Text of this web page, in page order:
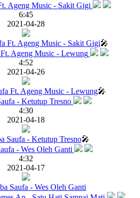
6:45
2021-04-28
Ft. Ageng Music - Sakit Gigi🎤
4:52
2021-04-26
Ft. Ageng Music - Lewung🎤
4:30
2021-04-18
Saufa - Ketutup Tresno🎤
4:32
2021-04-17
Saufa - Wes Oleh Ganti